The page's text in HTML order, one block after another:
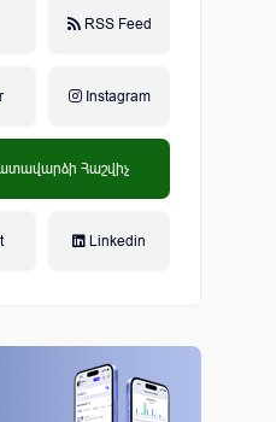
RSS Feed
Instagram
Հաշվիչ
Linkedin